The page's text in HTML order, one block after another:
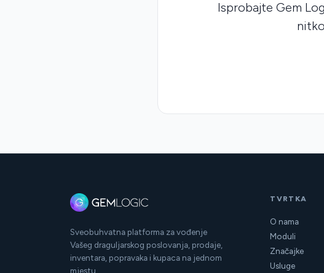
Isprobajte Gem
Sveobuhvatna platforma za vođenje
Vašeg draguljarskog poslovanja, prodaje,
inventara, popravaka i kupaca na jednom
mjestu.
TVRTKA
O nama
Moduli
Značajke
Usluge